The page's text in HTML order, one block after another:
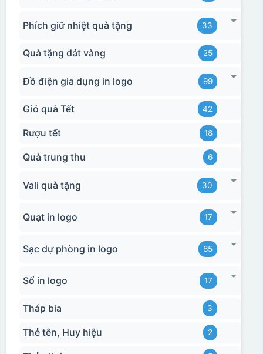
Phích giữ nhiệt quà tặng 33
Quà tặng dát vàng 25
Đồ điện gia dụng in logo 99
Giỏ quà Tết 42
Rượu tết 18
Quà trung thu 6
Vali quà tặng 30
Quạt in logo 17
Sạc dự phòng in logo 65
Sổ in logo 17
Tháp bia 3
Thẻ tên, Huy hiệu 2